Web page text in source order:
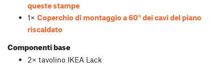
queste stampe
1× Coperchio di montaggio a 60° dei cavi del piano
riscaldato
Componenti base
2× tavolino IKEA Lack